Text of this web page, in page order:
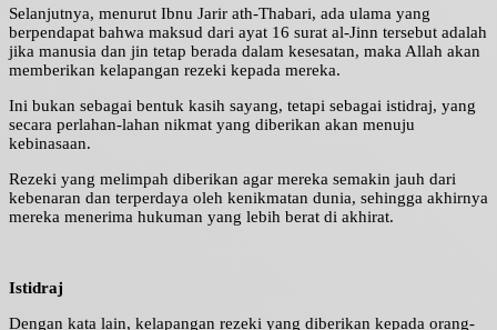
Selanjutnya, menurut Ibnu Jarir ath-Thabari, ada ulama yang
berpendapat bahwa maksud dari ayat 16 surat al-Jinn tersebut adalah
jika manusia dan jin tetap berada dalam kesesatan, maka Allah akan
memberikan kelapangan rezeki kepada mereka.
Ini bukan sebagai bentuk kasih sayang, tetapi sebagai istidraj, yang
secara perlahan-lahan nikmat yang diberikan akan menuju
kebinasaan.
Rezeki yang melimpah diberikan agar mereka semakin jauh dari
kebenaran dan terperdaya oleh kenikmatan dunia, sehingga akhirnya
mereka menerima hukuman yang lebih berat di akhirat.
Istidraj
Dengan kata lain, kelapangan rezeki yang diberikan kepada orang-